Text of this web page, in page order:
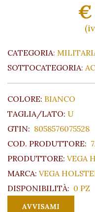
€
CATEGORIA:
SOTTOCATEGORIA:
COLORE: BIANCO
TAGLIA/LATO: U
GTIN: 8058576075528
COD. PRODUTTORE:
PRODUTTORE: VEGA
MARCA: VEGA
DISPONIBILITÀ: 0 PZ